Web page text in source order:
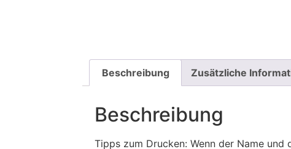
Beschreibung Zusätzliche
Beschreibung
Tipps zum Drucken: Wenn der Name und